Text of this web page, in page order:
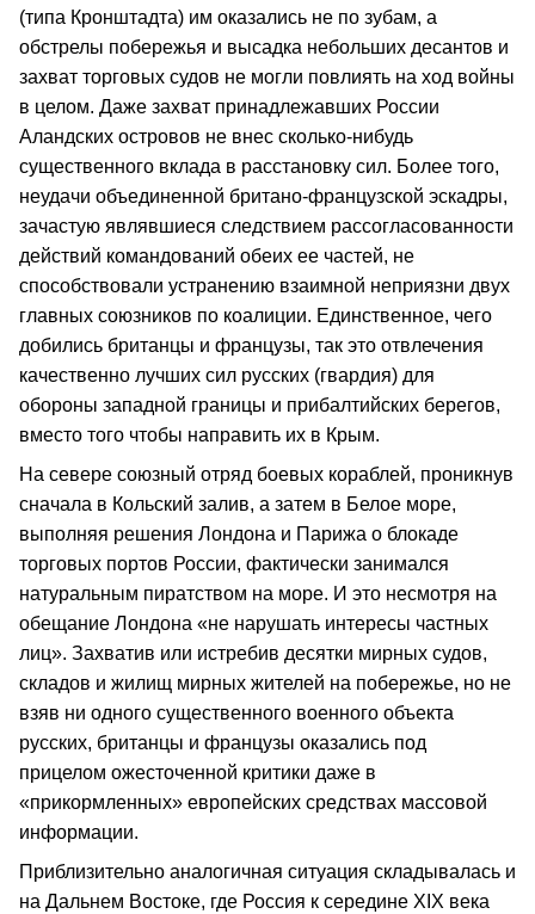
(типа Кронштадта) им оказались не по зубам, а
обстрелы побережья и высадка небольших десантов и
захват торговых судов не могли повлиять на ход войны
в целом. Даже захват принадлежавших России
Аландских островов не внес сколько-нибудь
существенного вклада в расстановку сил. Более того,
неудачи объединенной британо-французской эскадры,
зачастую являвшиеся следствием рассогласованности
действий командований обеих ее частей, не
способствовали устранению взаимной неприязни двух
главных союзников по коалиции. Единственное, чего
добились британцы и французы, так это отвлечения
качественно лучших сил русских (гвардия) для
обороны западной границы и прибалтийских берегов,
вместо того чтобы направить их в Крым.
На севере союзный отряд боевых кораблей, проникнув
сначала в Кольский залив, а затем в Белое море,
выполняя решения Лондона и Парижа о блокаде
торговых портов России, фактически занимался
натуральным пиратством на море. И это несмотря на
обещание Лондона «не нарушать интересы частных
лиц». Захватив или истребив десятки мирных судов,
складов и жилищ мирных жителей на побережье, но не
взяв ни одного существенного военного объекта
русских, британцы и французы оказались под
прицелом ожесточенной критики даже в
«прикормленных» европейских средствах массовой
информации.
Приблизительно аналогичная ситуация складывалась и
на Дальнем Востоке, где Россия к середине ХIХ века